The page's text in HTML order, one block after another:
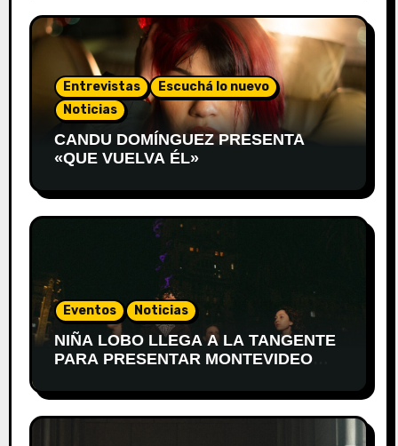
Entrevistas
Escuchá lo nuevo
Noticias
CANDU DOMÍNGUEZ PRESENTA
«QUE VUELVA ÉL»
Eventos Noticias
NIÑA LOBO LLEGA A LA TANGENTE
PARA PRESENTAR MONTEVIDEO